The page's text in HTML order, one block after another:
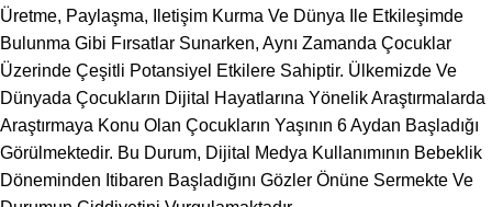
Üretme, Paylaşma, Iletişim Kurma Ve Dünya Ile Etkileşimde
Bulunma Gibi Fırsatlar Sunarken, Aynı Zamanda Çocuklar
Üzerinde Çeşitli Potansiyel Etkilere Sahiptir. Ülkemizde Ve
Dünyada Çocukların Dijital Hayatlarına Yönelik Araştırmalarda
Araştırmaya Konu Olan Çocukların Yaşının 6 Aydan Başladığı
Görülmektedir. Bu Durum, Dijital Medya Kullanımının Bebeklik
Döneminden Itibaren Başladığını Gözler Önüne Sermekte Ve